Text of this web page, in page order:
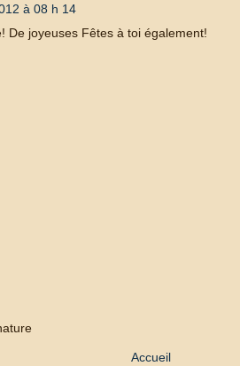
à 08 h 14
De joyeuses Fêtes à toi également!
Accueil